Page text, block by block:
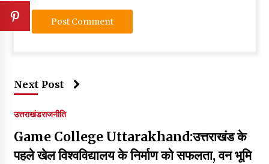
Next Post
उत्तराखंडराजनीति
Game College Uttarakhand:उत्तराखंड के
पहले खेल विश्वविद्यालय के निर्माण को सफलता, वन भूमि